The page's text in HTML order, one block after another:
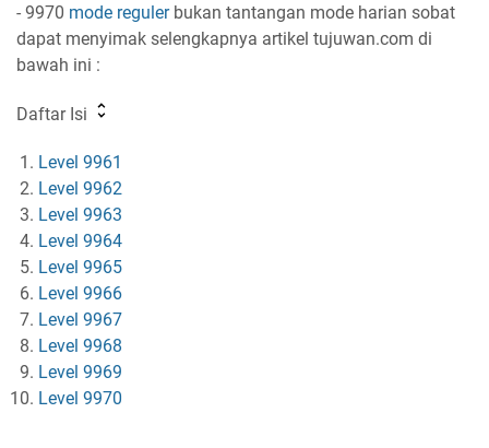
- 9970 mode regulerbukan tantangan mode harian sobat
dapat menyimak selengkapnya artikel tujuwan.com di
bawah ini :
Daftar Isi
Level 9961
Level 9962
Level 9963
Level 9964
Level 9965
Level 9966
Level 9967
Level 9968
Level 9969
Level 9970